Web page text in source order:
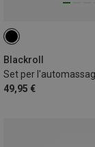
Blackroll
49,95 €